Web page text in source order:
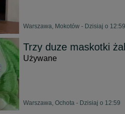
Warszawa, Mokotów - Dzisiaj o 12:59
Trzy duze maskotki
Używane
Warszawa, Ochota - Dzisiaj o 12:59